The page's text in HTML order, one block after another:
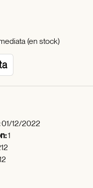
(en stock)
01/12/2022
1